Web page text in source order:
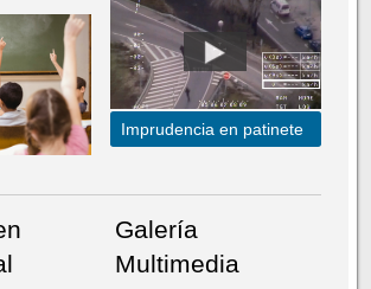
Imprudencia en patinete
Galería
Multimedia